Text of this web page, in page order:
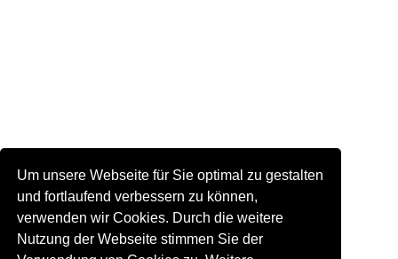
Um unsere Webseite für Sie optimal zu gestalten
und fortlaufend verbessern zu können,
verwenden wir Cookies. Durch die weitere
Nutzung der Webseite stimmen Sie der